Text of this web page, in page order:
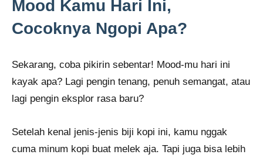
Mood Kamu Hari Ini,
Cocoknya Ngopi Apa?
Sekarang, coba pikirin sebentar! Mood-mu hari ini
kayak apa? Lagi pengin tenang, penuh semangat, atau
lagi pengin eksplor rasa baru?
Setelah kenal jenis-jenis biji kopi ini, kamu nggak
cuma minum kopi buat melek aja. Tapi juga bisa lebih